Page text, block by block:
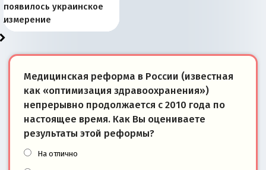
Запада рассказала о
«переобувании» хозяев
перемены: 15 шагов к
суверенной экономике
Европы
сбрасывать балласт
Анкориджа
года: первые уступки во
внутренней политике
сегодня
Варшаве не поможет её
отношениям с Россией?
современной истории
Южной Осетии
появилось украинское
измерение
Медицинская реформа в России (известная
как «оптимизация здравоохранения»)
непрерывно продолжается с 2010 года по
настоящее время. Как Вы оцениваете
результаты этой реформы?
На отлично